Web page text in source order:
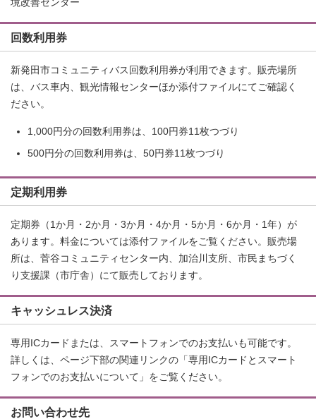
境改善センター
回数利用券
新発田市コミュニティバス回数利用券が利用できます。販売場所
は、バス車内、観光情報センターほか添付ファイルにてご確認く
ださい。
1,000円分の回数利用券は、100円券11枚つづり
500円分の回数利用券は、50円券11枚つづり
定期利用券
定期券（1か月・2か月・3か月・4か月・5か月・6か月・1年）が
あります。料金については添付ファイルをご覧ください。販売場
所は、菅谷コミュニティセンター内、加治川支所、市民まちづく
り支援課（市庁舎）にて販売しております。
キャッシュレス決済
専用ICカードまたは、スマートフォンでのお支払いも可能です。
詳しくは、ページ下部の関連リンクの「専用ICカードとスマート
フォンでのお支払いについて」をご覧ください。
お問い合わせ先